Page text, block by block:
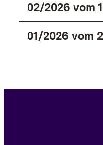
02/2026 vom
01/2026 vom